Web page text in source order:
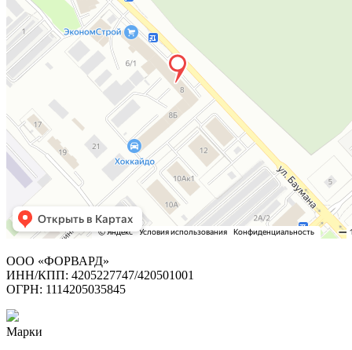
ООО «ФОРВАРД»
ИНН/КПП: 4205227747/420501001
ОГРН: 1114205035845
Марки